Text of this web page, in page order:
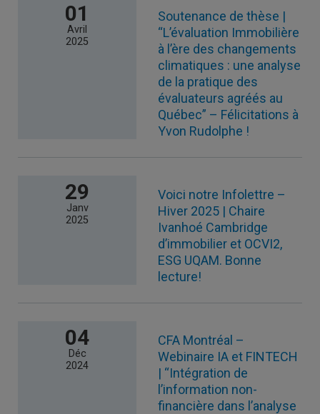
01
Avril
2025
Soutenance de thèse |
“L’évaluation Immobilière
à l’ère des changements
climatiques : une analyse
de la pratique des
évaluateurs agréés au
Québec” – Félicitations à
Yvon Rudolphe !
29
Janv
2025
Voici notre Infolettre –
Hiver 2025 | Chaire
Ivanhoé Cambridge
d’immobilier et OCVI2,
ESG UQAM. Bonne
lecture!
04
Déc
2024
CFA Montréal –
Webinaire IA et FINTECH
| “Intégration de
l’information non-
financière dans l’analyse